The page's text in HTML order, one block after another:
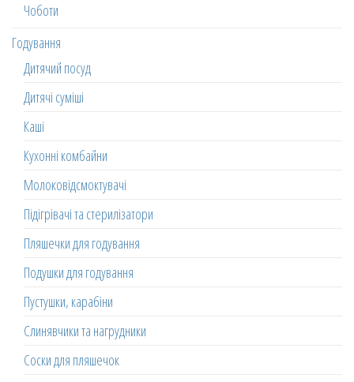
Чоботи
Годування
Дитячий посуд
Дитячі суміші
Каші
Кухонні комбайни
Молоковідсмоктувачі
Підігрівачі та стерилізатори
Пляшечки для годування
Подушки для годування
Пустушки, карабіни
Слинявчики та нагрудники
Соски для пляшечок